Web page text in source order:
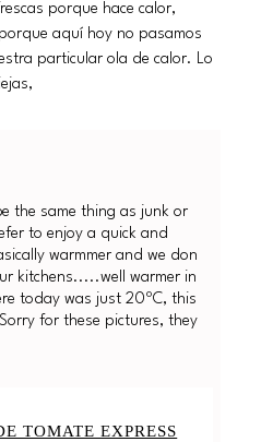
porque hace calor,
aquí hoy no pasamos
particular ola de calor. Lo
the same thing as junk or
to enjoy a quick and
warmmer and we don
kitchens.....well warmer in
today was just 20ºC, this
for these pictures, they
TOMATE EXPRESS